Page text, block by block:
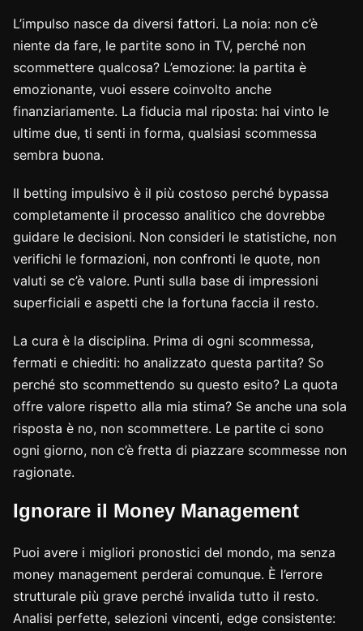
L’impulso nasce da diversi fattori. La noia: non c’è
niente da fare, le partite sono in TV, perché non
scommettere qualcosa? L’emozione: la partita è
emozionante, vuoi essere coinvolto anche
finanziariamente. La fiducia mal riposta: hai vinto le
ultime due, ti senti in forma, qualsiasi scommessa
sembra buona.
Il betting impulsivo è il più costoso perché bypassa
completamente il processo analitico che dovrebbe
guidare le decisioni. Non consideri le statistiche, non
verifichi le formazioni, non confronti le quote, non
valuti se c’è valore. Punti sulla base di impressioni
superficiali e aspetti che la fortuna faccia il resto.
La cura è la disciplina. Prima di ogni scommessa,
fermati e chiediti: ho analizzato questa partita? So
perché sto scommettendo su questo esito? La quota
offre valore rispetto alla mia stima? Se anche una sola
risposta è no, non scommettere. Le partite ci sono
ogni giorno, non c’è fretta di piazzare scommesse non
ragionate.
Ignorare il Money Management
Puoi avere i migliori pronostici del mondo, ma senza
money management perderai comunque. È l’errore
strutturale più grave perché invalida tutto il resto.
Analisi perfette, selezioni vincenti, edge consistente: